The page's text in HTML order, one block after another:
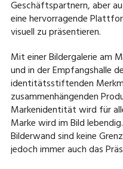
Geschäftspartnern, aber
eine hervorragende
visuell zu präsentieren.
Mit einer Bildergalerie am
und in der Empfangshalle
identitätsstiftenden
zusammenhängenden
Markenidentität wird für
Marke wird im Bild
Bilderwand sind keine
jedoch immer auch das